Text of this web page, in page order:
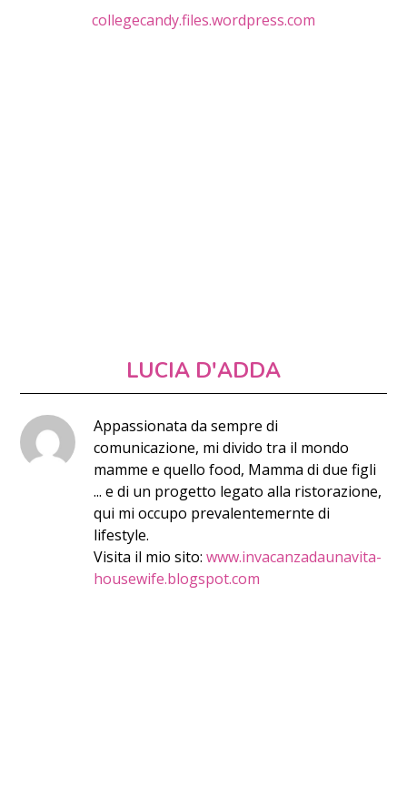
collegecandy.files.wordpress.com
LUCIA D'ADDA
Appassionata da sempre di
comunicazione, mi divido tra il mondo
mamme e quello food, Mamma di due figli
... e di un progetto legato alla ristorazione,
qui mi occupo prevalentemernte di
lifestyle.
Visita il mio sito:www.invacanzadaunavita-
housewife.blogspot.com